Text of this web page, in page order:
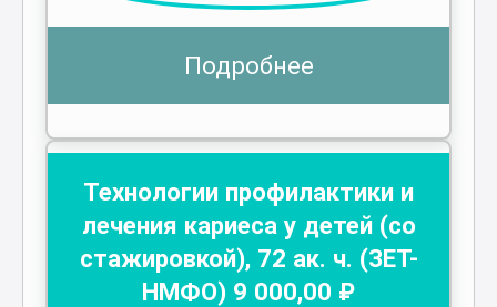
Подробнее
Технологии профилактики и
лечения кариеса у детей (со
стажировкой), 72 ак. ч. (ЗЕТ-
НМФО) 9 000,00 ₽